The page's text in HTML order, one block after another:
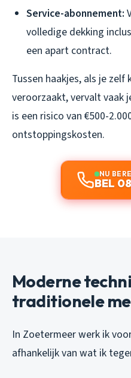
Service-abonnement:
volledige dekking
een apart contract.
Tussen haakjes, als je zelf
veroorzaakt, vervalt vaak
is een risico van €500-
ontstoppingskosten.
NU
BEL
Moderne
traditionele
In Zoetermeer werk ik
afhankelijk van wat ik